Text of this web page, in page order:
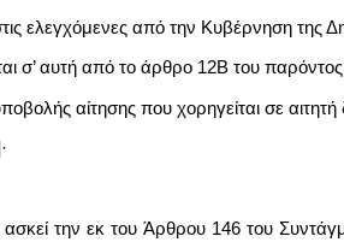
ελεγχόμενες από την Κυβέρνηση της
σ’ αυτή από το άρθρο 12Β του
αίτησης που χορηγείται σε
ασκεί την εκ του Άρθρου 146 του